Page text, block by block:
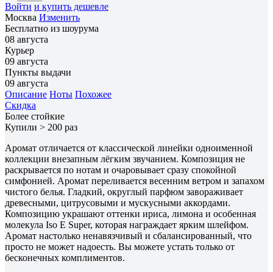
Войти и купить дешевле
Москва Изменить
Бесплатно из шоурума
08 августа
Курьер
09 августа
Пункты выдачи
09 августа
Описание Ноты Похожее
Скидка
Более стойкие
Купили > 200 раз
Аромат отличается от классической линейки одноименной
коллекции внезапным лёгким звучанием. Композиция не
раскрывается по нотам и очаровывает сразу спокойной
симфонией. Аромат переливается весенним ветром и запахом
чистого белья. Гладкий, округлый парфюм завораживает
древесными, цитрусовыми и мускусными аккордами.
Композицию украшают оттенки ириса, лимона и особенная
молекула Iso E Super, которая награждает ярким шлейфом.
Аромат настолько ненавязчивый и сбалансированный, что
просто не может надоесть. Вы можете устать только от
бесконечных комплиментов.